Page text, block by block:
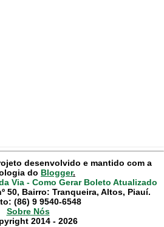
desenvolvido e mantido com a
do Blogger.
Via - Como Gerar Boleto Atualizado
50, Bairro: Tranqueira, Altos, Piauí.
(86) 9 9540-6548
Sobre Nós
2014 - 2026